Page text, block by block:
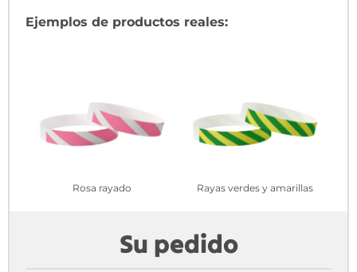
Ejemplos de productos reales:
Rosa rayado Rayas verdes y amarillas
Su pedido